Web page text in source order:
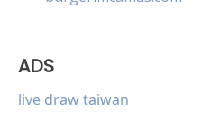
ADS
live draw taiwan